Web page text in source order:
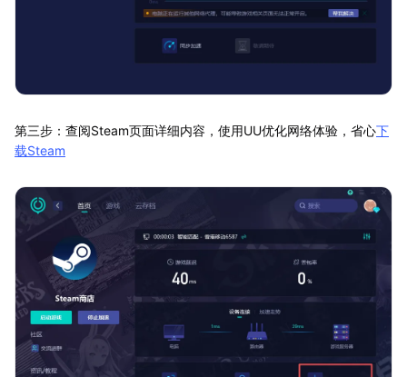
第三步：查阅Steam页面详细内容，使用UU优化网络体验，省心下
载Steam